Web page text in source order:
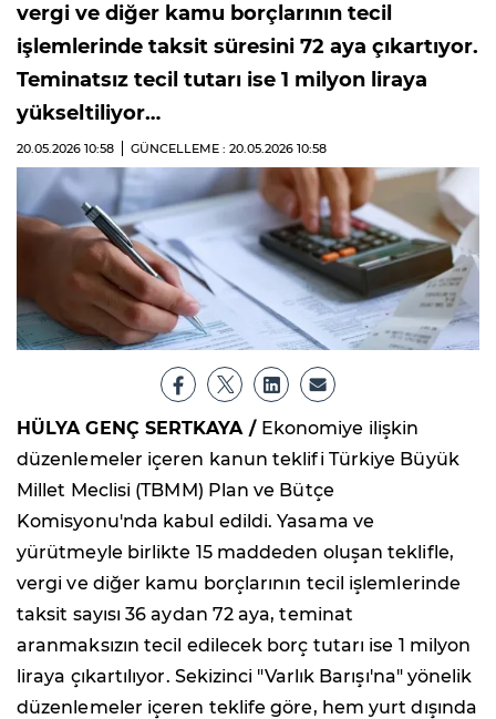
vergi ve diğer kamu borçlarının tecil
işlemlerinde taksit süresini 72 aya çıkartıyor.
Teminatsız tecil tutarı ise 1 milyon liraya
yükseltiliyor…
20.05.2026 10:58 GÜNCELLEME : 20.05.2026 10:58
HÜLYA GENÇ SERTKAYA / Ekonomiye ilişkin
düzenlemeler içeren kanun teklifi Türkiye Büyük
Millet Meclisi (TBMM) Plan ve Bütçe
Komisyonu'nda kabul edildi. Yasama ve
yürütmeyle birlikte 15 maddeden oluşan teklifle,
vergi ve diğer kamu borçlarının tecil işlemlerinde
taksit sayısı 36 aydan 72 aya, teminat
aranmaksızın tecil edilecek borç tutarı ise 1 milyon
liraya çıkartılıyor. Sekizinci "Varlık Barışı'na" yönelik
düzenlemeler içeren teklife göre, hem yurt dışında